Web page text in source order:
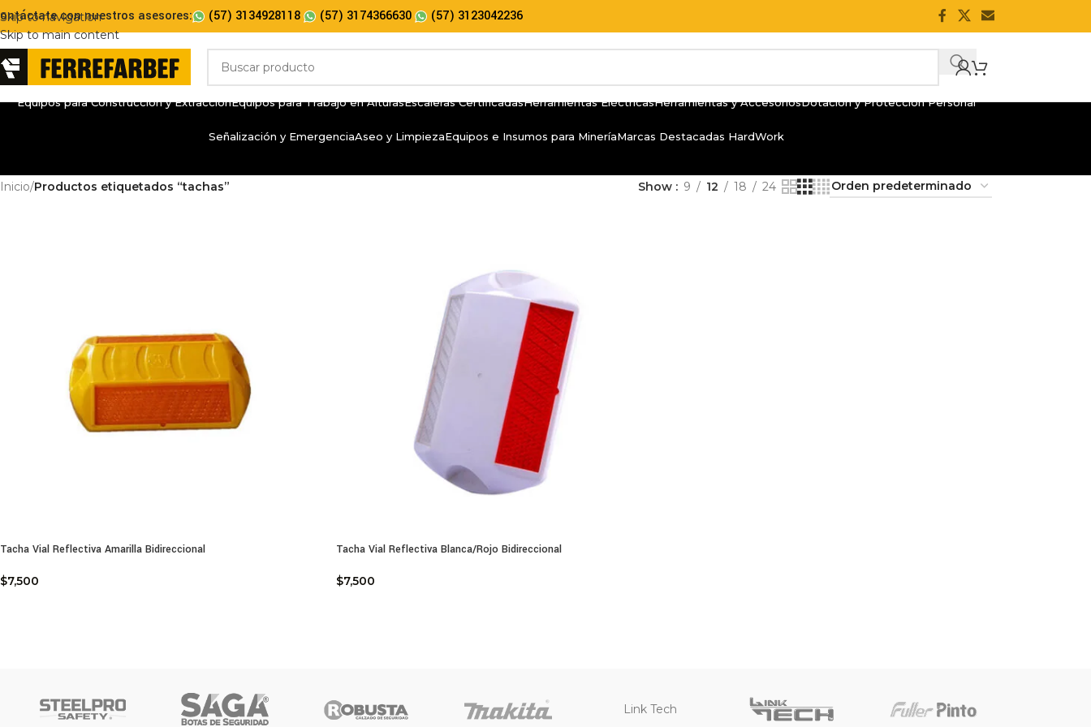
Skip to navigation
Skip to main content
con nuestros asesores: (57) 3134928118 (57) 3174366630 (57) 3123042236
Equipos para Construcción y ExtracciónEquipos para Trabajo en AlturasEscaleras CertificadasHerramientas EléctricasHerramientas y AccesoriosDotación y Protección Personal
Señalización y EmergenciaAseo y LimpiezaEquipos e Insumos para MineríaMarcas Destacadas HardWork
Inicio/Productos etiquetados “tachas” Show 9 12 18 24
Tacha Vial Reflectiva Amarilla Bidireccional
$7,500
Tacha Vial Reflectiva Blanca/Rojo Bidireccional
$7,500
Link Tech